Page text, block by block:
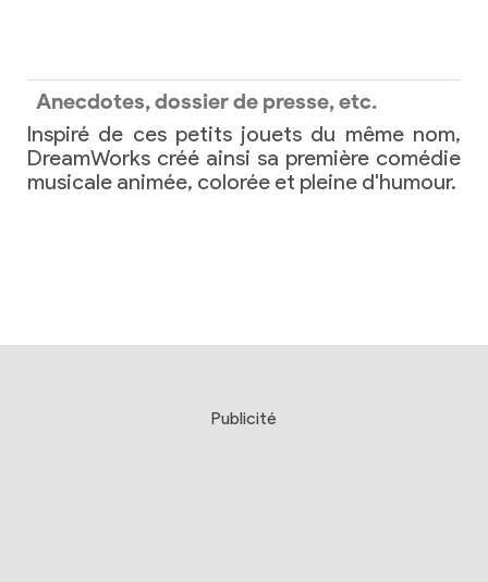
Anecdotes, dossier de presse, etc.
Inspiré de ces petits jouets du même nom,
DreamWorks créé ainsi sa première comédie
musicale animée, colorée et pleine d'humour.
Publicité